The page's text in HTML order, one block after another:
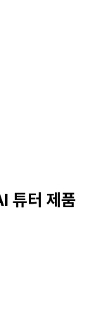
튜터 제품